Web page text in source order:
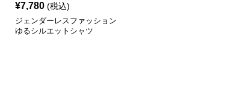
¥7,780 (税込)
ジェンダーレスファッション
ゆるシルエットシャツ